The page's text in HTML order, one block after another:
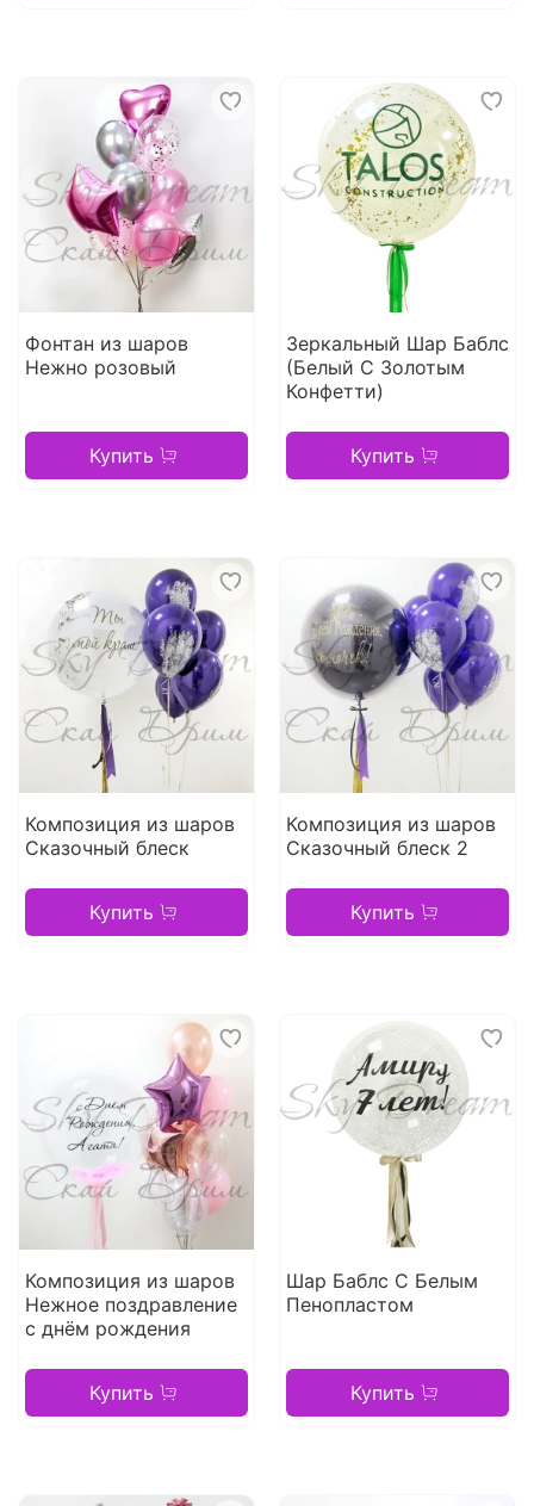
Фонтан из шаров
Нежно розовый
Купить
Зеркальный Шар Баблс
(Белый С Золотым
Конфетти)
Купить
Композиция из шаров
Сказочный блеск
Купить
Композиция из шаров
Сказочный блеск 2
Купить
Композиция из шаров
Нежное поздравление
с днём рождения
Купить
Шар Баблс С Белым
Пенопластом
Купить